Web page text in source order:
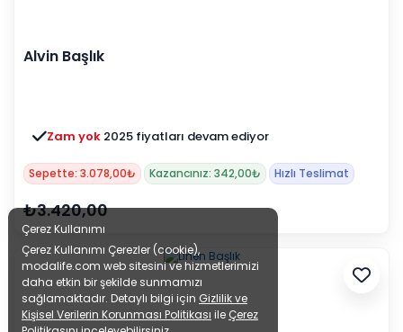
Alvin Başlık
Zam yok 2025 fiyatları devam ediyor
Sepette: 3.078,00₺ Kazancınız: 342,00₺ Hızlı Teslimat
₺3.420,00
Çerez Kullanımı
Çerez Kullanımı Çerezler (cookie),
modalife.com web sitesini ve hizmetlerimizi
daha etkin bir şekilde sunmamızı
sağlamaktadır. Detaylı bilgi için Gizlilik ve
Kişisel Verilerin Korunması Politikası ile Çerez